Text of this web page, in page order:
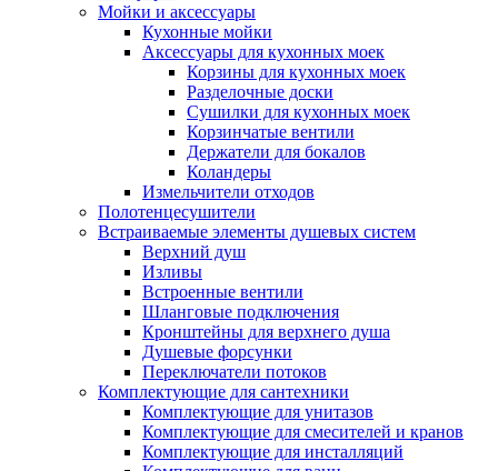
Мойки и аксессуары
Кухонные мойки
Аксессуары для кухонных моек
Корзины для кухонных моек
Разделочные доски
Сушилки для кухонных моек
Корзинчатые вентили
Держатели для бокалов
Коландеры
Измельчители отходов
Полотенцесушители
Встраиваемые элементы душевых систем
Верхний душ
Изливы
Встроенные вентили
Шланговые подключения
Кронштейны для верхнего душа
Душевые форсунки
Переключатели потоков
Комплектующие для сантехники
Комплектующие для унитазов
Комплектующие для смесителей и кранов
Комплектующие для инсталляций